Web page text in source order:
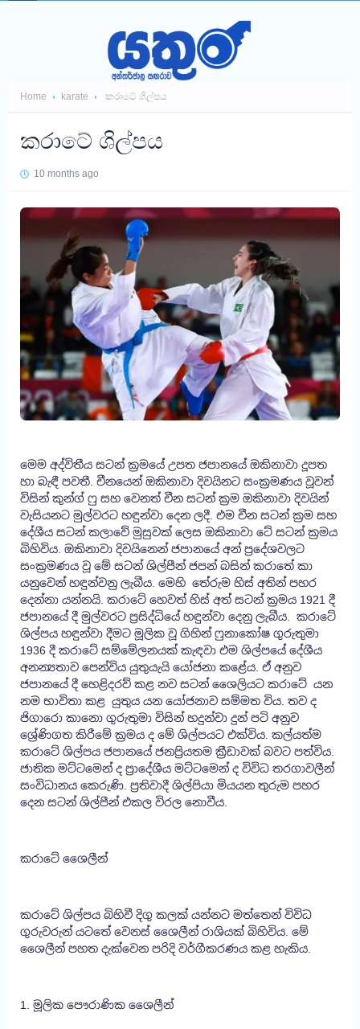
Home karate කරාටේ ශිල්පය
කරාටේ ශිල්පය
10 months ago
මෙම අද්විතීය සටන් ක්‍රමයේ උපත ජපානයේ ඔකිනාවා දූපත
හා බැඳී පවතී. චීනයෙන් ඔකිනාවා දිවයිනට සංක්‍රමණය වූවන්
විසින් කුන්ග් ෆු සහ වෙනත් චීන සටන් ක්‍රම ඔකිනාවා දිවයින්
වැසියනට මුල්වරට හඳුන්වා දෙන ලදී. එම චීන සටන් ක්‍රම සහ
දේශීය සටන් කලාවේ මුසුවක් ලෙස ඔකිනාවා ටේ සටන් ක්‍රමය
බිහිවිය. ඔකිනාවා දිවයිනෙන් ජපානයේ අන් ප්‍රදේශවලට
සංක්‍රමණය වූ මේ සටන් ශිල්පීන් ජපන් බසින් කරාතේ කා
යනුවෙන් හඳුන්වනු ලැබීය. මෙහි තේරුම හිස් අතින් පහර
දෙන්නා යන්නයි. කරාටේ හෙවත් හිස් අත් සටන් ක්‍රමය 1921 දී
ජපානයේ දී මුල්වරට ප්‍රසිද්ධියේ හඳුන්වා දෙනු ලැබීය. කරාටේ
ශිල්පය හඳුන්වා දීමට මූලික වූ ගිහින් ෆුනාකෝෂ ගුරුතුමා
1936 දී කරාටේ සම්මේලනයක් කැඳවා එම ශිල්පයේ දේශීය
අනන්‍යතාව පෙන්විය යුතුයැයි යෝජනා කළේය. ඒ අනුව
ජපානයේ දී හෙළිදරව් කළ නව සටන් ශෛලියට කරාටේ යන
නම භාවිතා කළ යුතුය යන යෝජනාව සම්මත විය. තව ද
ජිගාරො කානො ගුරුතුමා විසින් හදුන්වා දුන් පටි අනුව
ශ්‍රේණිගත කිරීමේ ක්‍රමය ද මේ ශිල්පයට එක්විය. කල්යත්ම
කරාටේ ශිල්පය ජපානයේ ජනප්‍රියතම ක්‍රීඩාවක් බවට පත්විය.
ජාතික මට්ටමෙන් ද ප්‍රාදේශීය මට්ටමෙන් ද විවිධ තරගාවලීන්
සංවිධානය කෙරුණි. ප්‍රතිවාදී ශිල්පියා මියයන තුරුම පහර
දෙන සටන් ශිල්පීන් එකල විරල නොවීය.
කරාටේ ශෛලීන්
කරාටේ ශිල්පය බිහිවී දිගු කලක් යන්නට මත්තෙන් විවිධ
ගුරුවරුන් යටතේ වෙනස් ශෛලීන් රාශියක් බිහිවිය. මේ
ශෛලීන් පහත දැක්වෙන පරිදි වර්ගීකරණය කළ හැකිය.
1. මූලික පෞරාණික ශෛලීන්